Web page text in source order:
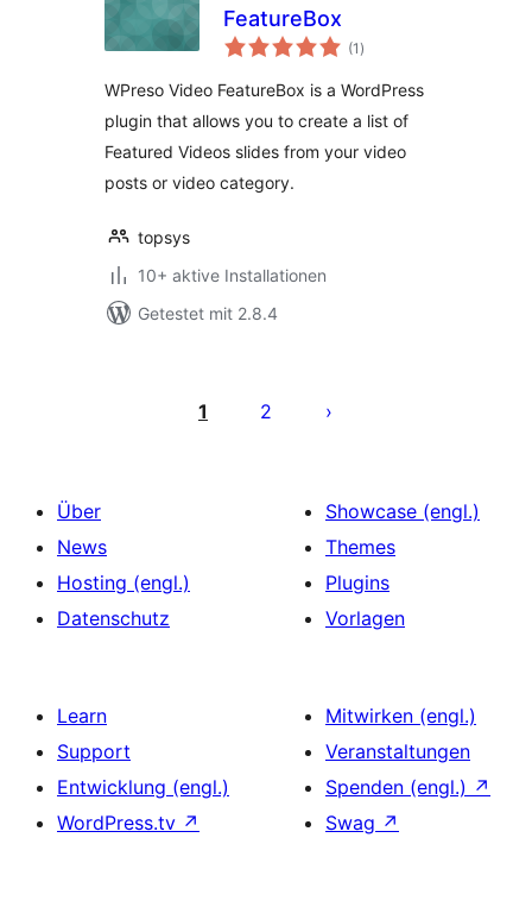
FeatureBox
(1 Bewertungen
insgesamt
)
WPreso Video FeatureBox is a WordPress
plugin that allows you to create a list of
Featured Videos slides from your video
posts or video category.
topsys
10+ aktive Installationen
Getestet mit 2.8.4
1 2
Über
News
Hosting (engl.)
Datenschutz
Showcase (engl.)
Themes
Plugins
Vorlagen
Learn
Support
Entwicklung (engl.)
WordPress.tv ↗
Mitwirken (engl.)
Veranstaltungen
Spenden (engl.) ↗
Swag ↗